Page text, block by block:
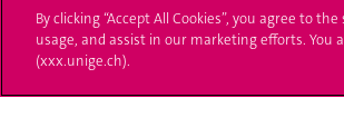
24 rue du Général-Dufour
T. +41 (0)22 379 71 11
By clicking “Accept All Cookies”, you agree to
usage, and assist in our marketing efforts.
(xxx.unige.ch).